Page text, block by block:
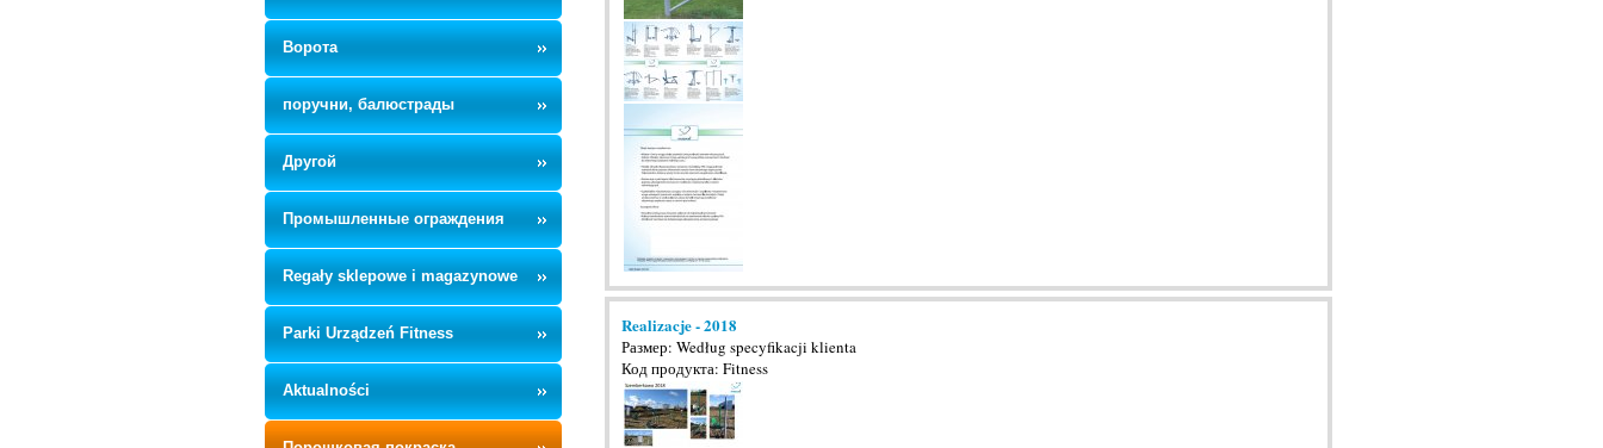
Ворота
поручни, балюстрады
Другой
Промышленные ограждения
Regały sklepowe i magazynowe
Parki Urządzeń Fitness
Aktualności
Realizacje - 2018
Размер: Według specyfikacji klienta
Код продукта: Fitness